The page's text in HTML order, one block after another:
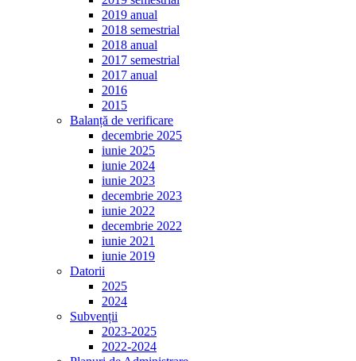
2019 anual
2018 semestrial
2018 anual
2017 semestrial
2017 anual
2016
2015
Balanță de verificare
decembrie 2025
iunie 2025
iunie 2024
iunie 2023
decembrie 2023
iunie 2022
decembrie 2022
iunie 2021
iunie 2019
Datorii
2025
2024
Subvenții
2023-2025
2022-2024